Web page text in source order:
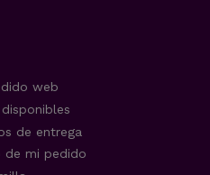
web
de entrega
de mi pedido